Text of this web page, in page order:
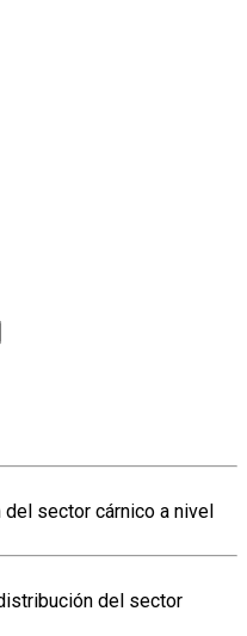
sector cárnico a nivel
del sector